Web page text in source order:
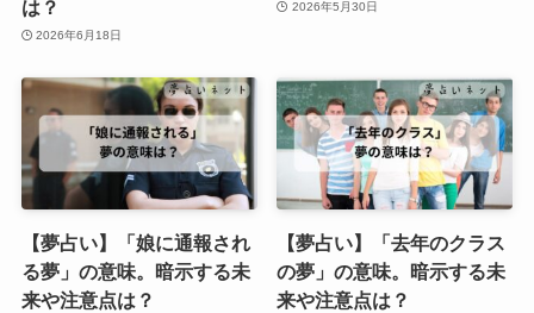
は？
2026年6月18日
2026年5月30日
【夢占い】「娘に通報され
る夢」の意味。暗示する未
来や注意点は？
【夢占い】「去年のクラス
の夢」の意味。暗示する未
来や注意点は？